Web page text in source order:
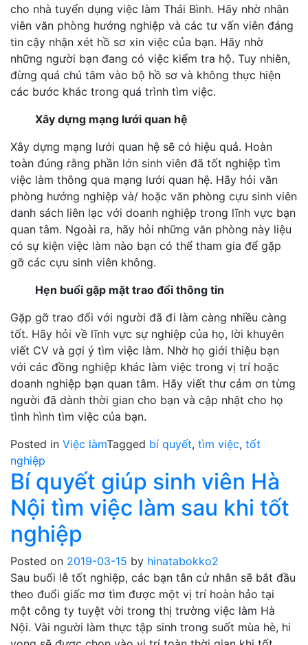
cho nhà tuyển dụng việc làm Thái Bình. Hãy nhờ nhân
viên văn phòng hướng nghiệp và các tư vấn viên đáng
tin cậy nhận xét hồ sơ xin việc của bạn. Hãy nhờ
những người bạn đang có việc kiểm tra hộ. Tuy nhiên,
đừng quá chú tâm vào bộ hồ sơ và không thực hiện
các bước khác trong quá trình tìm việc.
Xây dựng mạng lưới quan hệ
Xây dựng mạng lưới quan hệ sẽ có hiệu quả. Hoàn
toàn đúng rằng phần lớn sinh viên đã tốt nghiệp tìm
việc làm thông qua mạng lưới quan hệ. Hãy hỏi văn
phòng hướng nghiệp và/ hoặc văn phòng cựu sinh viên
danh sách liên lạc với doanh nghiệp trong lĩnh vực bạn
quan tâm. Ngoài ra, hãy hỏi những văn phòng này liệu
có sự kiện việc làm nào bạn có thể tham gia để gặp
gỡ các cựu sinh viên không.
Hẹn buổi gặp mặt trao đổi thông tin
Gặp gỡ trao đổi với người đã đi làm càng nhiều càng
tốt. Hãy hỏi về lĩnh vực sự nghiệp của họ, lời khuyên
viết CV và gợi ý tìm việc làm. Nhờ họ giới thiệu bạn
với các đồng nghiệp khác làm việc trong vị trí hoặc
doanh nghiệp bạn quan tâm. Hãy viết thư cảm ơn từng
người đã dành thời gian cho bạn và cập nhật cho họ
tình hình tìm việc của bạn.
Posted in Việc làmTagged bí quyết, tìm việc, tốt
nghiệp
Bí quyết giúp sinh viên Hà
Nội tìm việc làm sau khi tốt
nghiệp
Posted on 2019-03-15 by hinatabokko2
Sau buổi lễ tốt nghiệp, các bạn tân cử nhân sẽ bắt đầu
theo đuổi giấc mơ tìm được một vị trí hoàn hảo tại
một công ty tuyệt vời trong thị trường việc làm Hà
Nội. Vài người làm thực tập sinh trong suốt mùa hè, hi